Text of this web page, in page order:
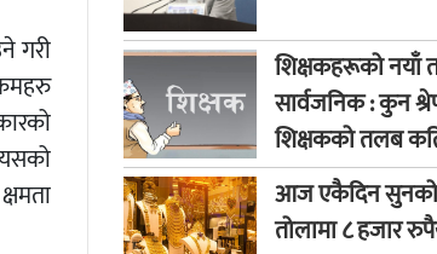
गरी
शिक्षकहरूको नयाँ
सार्वजनिक : कुन
शिक्षकको तलब
आज एकैदिन
तोलामा ८ हजार